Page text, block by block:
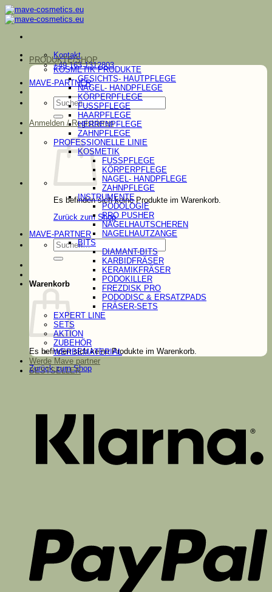
Zum
Inhalt
springen
Kontakt
+49 163 1312803
MAVE-PARTNER
Suchen
nach:
Anmelden / Registrieren
Es befinden sich keine Produkte im Warenkorb.
Zurück zum Shop
MAVE-PARTNER
Suchen
nach:
Warenkorb
Es befinden sich keine Produkte im Warenkorb.
Zurück zum Shop
PRODUKTE/SHOP
KOSMETIK PRODUKTE
GESICHTS- HAUTPFLEGE
NAGEL- HANDPFLEGE
KÖRPERPFLEGE
FUSSPFLEGE
HAARPFLEGE
HERRENPFLEGE
ZAHNPFLEGE
PROFESSIONELLE LINIE
KOSMETIK
FUSSPFLEGE
KÖRPERPFLEGE
NAGEL- HANDPFLEGE
ZAHNPFLEGE
INSTRUMENTE
PODOLOGIE
PRO PUSHER
NAGELHAUTSCHEREN
NAGELHAUTZANGE
BITS
DIAMANT-BITS
KARBIDFRÄSER
KERAMIKFRÄSER
PODOKILLER
FREZDISK PRO
PODODISC & ERSATZPADS
FRÄSER-SETS
EXPERT LINE
SETS
AKTION
ZUBEHÖR
WERBEMATERIAL
Werde Mave partner
BESTSELLER